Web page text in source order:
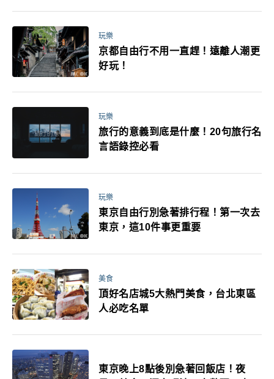
玩樂
京都自由行不用一直趕！遠離人潮更
好玩！
玩樂
旅行的意義到底是什麼！20句旅行名
言語錄控必看
玩樂
東京自由行別急著排行程！第一次去
東京，這10件事更重要
美食
頂好名店城5大熱門美食，台北東區
人必吃名單
東京晚上8點後別急著回飯店！夜